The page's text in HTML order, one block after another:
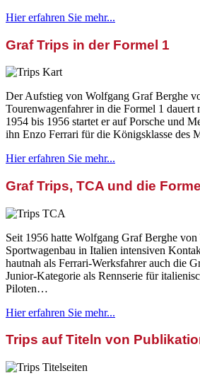
Hier erfahren Sie mehr...
Graf Trips in der Formel 1
Der Aufstieg von Wolfgang Graf Berghe
Tourenwagenfahrer in die Formel 1 dauert
1954 bis 1956 startet er auf Porsche und
ihn Enzo Ferrari für die Königsklasse des
Hier erfahren Sie mehr...
Graf Trips, TCA und die
Seit 1956 hatte Wolfgang Graf Berghe
Sportwagenbau in Italien intensiven
hautnah als Ferrari-Werksfahrer auch die
Junior-Kategorie als Rennserie für
Piloten…
Hier erfahren Sie mehr...
Trips auf Titeln von